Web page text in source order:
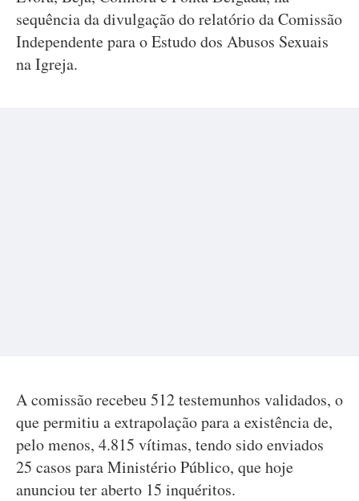
sequência da divulgação do relatório da Comissão
Independente para o Estudo dos Abusos Sexuais
na Igreja.
A comissão recebeu 512 testemunhos validados, o
que permitiu a extrapolação para a existência de,
pelo menos, 4.815 vítimas, tendo sido enviados
25 casos para Ministério Público, que hoje
anunciou ter aberto 15 inquéritos.